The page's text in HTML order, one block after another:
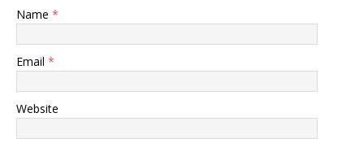
Name *
Email *
Website